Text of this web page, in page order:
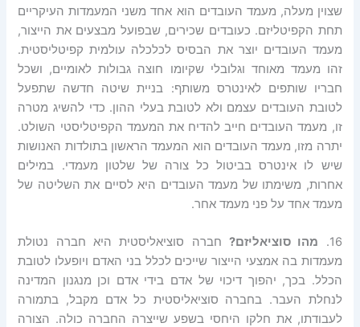
שצוין מעלה, מעמד העובדים הוא אחד משני המעמדות העיקריים
תחת הקפיטליזם. כעובדים שכירים, שבפועל מבצעים את הייצור,
מעמד העובדים יוצר את הבסיס לכלכלה עולמית קפיטליסטית.
זהו מעמד מאוחד וגלובלי שקיומו חוצה גבולות לאומיים, ושכל
חבריו שותפים לאינטרס משותף: בניית שיטה חדשה שתפעל
לטובת העובדים עצמם ולא לטובת בעלי ההון. כדי להשיג מטרה
זו, מעמד העובדים חייב להדיח את המעמד הקפיטליסטי השולט.
יתרה מזו, מעמד העובדים הוא המעמד הראשון בתולדות האנושות
שיש לו אינטרס בביטול כל צורה של שלטון מעמדי. במילים
אחרות, משימתו של מעמד העובדים היא לסיים את השליטה של
מעמד אחד על פני מעמד אחר.
16. מהו סוציאליזם? חברה סוציאליסטית היא חברה נטולת
מעמדות בה אמצעי הייצור שייכים לכלל בני האדם ויופעלו לטובת
הכלל. בכך, יהפוך דיכוי של אדם בידי אדם וכן מנגנון המדינה
לנחלת העבר. בחברה סוציאליסטית כל אדם מקבל, בתמורה
לעבודתו, את חלקו היחסי בשפע שייצרה החברה כולה. הצורה